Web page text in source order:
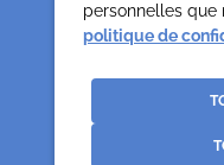
personnelles que
politique de